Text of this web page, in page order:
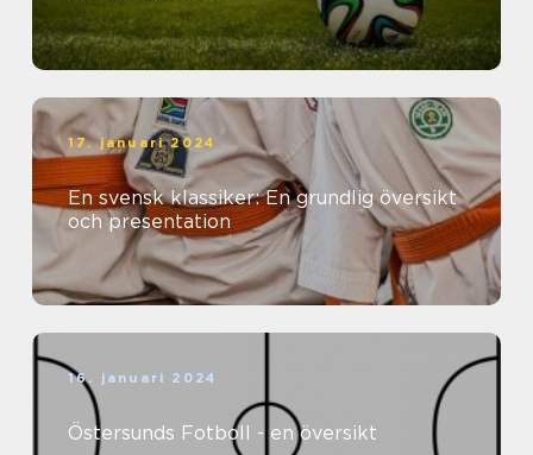
17. januari 2024
En svensk klassiker: En grundlig översikt
och presentation
16. januari 2024
Östersunds Fotboll - en översikt